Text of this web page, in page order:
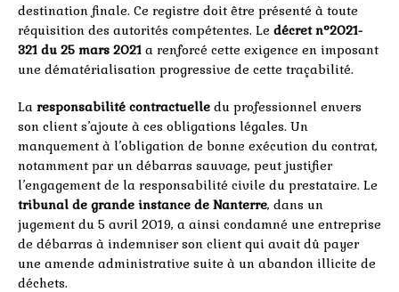
destination finale. Ce registre doit être présenté à toute
réquisition des autorités compétentes. Le décret n°2021-
321 du 25 mars 2021 a renforcé cette exigence en imposant
une dématérialisation progressive de cette traçabilité.
La responsabilité contractuelle du professionnel envers
son client s’ajoute à ces obligations légales. Un
manquement à l’obligation de bonne exécution du contrat,
notamment par un débarras sauvage, peut justifier
l’engagement de la responsabilité civile du prestataire. Le
tribunal de grande instance de Nanterre, dans un
jugement du 5 avril 2019, a ainsi condamné une entreprise
de débarras à indemniser son client qui avait dû payer
une amende administrative suite à un abandon illicite de
déchets.